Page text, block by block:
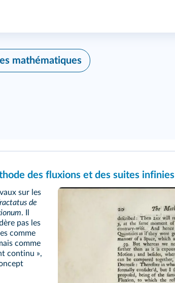
mathématiques
des fluxions et des suites infinies
sur les
de
. Il
pas les
comme
comme
continu »,